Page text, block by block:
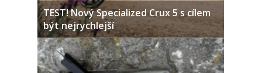
TEST! Nový Specialized Crux 5 s cílem
být nejrychlejší